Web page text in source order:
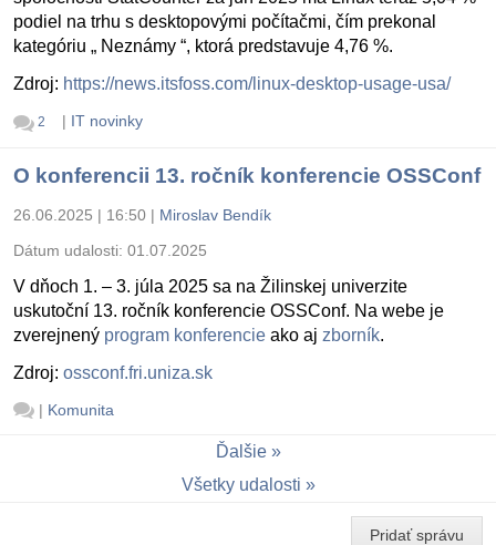
podiel na trhu s desktopovými počítačmi, čím prekonal
kategóriu „ Neznámy “, ktorá predstavuje 4,76 %.
Zdroj: https://news.itsfoss.com/linux-desktop-usage-usa/
2 | IT novinky
O konferencii 13. ročník konferencie OSSConf
26.06.2025 | 16:50 | Miroslav Bendík
Dátum udalosti: 01.07.2025
V dňoch 1. – 3. júla 2025 sa na Žilinskej univerzite
uskutoční 13. ročník konferencie OSSConf. Na webe je
zverejnený program konferencie ako aj zborník.
Zdroj: ossconf.fri.uniza.sk
| Komunita
Ďalšie
Všetky udalosti
Pridať správu